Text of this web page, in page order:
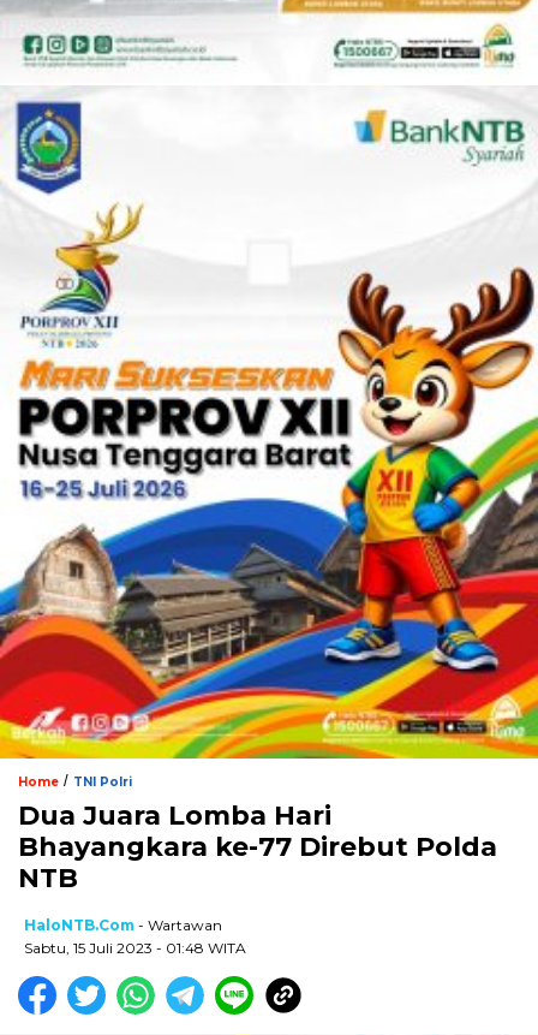
Home / TNI Polri
Dua Juara Lomba Hari
Bhayangkara ke-77 Direbut Polda
NTB
HaloNTB.com - Wartawan
Sabtu, 15 Juli 2023 - 01:48 WITA